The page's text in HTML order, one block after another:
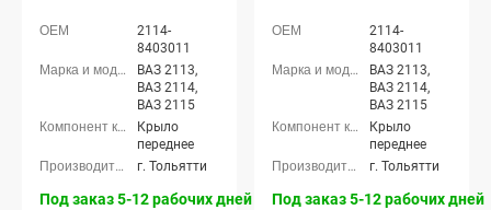
2114-
8403011
ВАЗ 2113,
ВАЗ 2114,
ВАЗ 2115
Крыло
переднее
г. Тольятти
Под заказ 5-12 рабочих дней
2114-
8403011
ВАЗ 2113,
ВАЗ 2114,
ВАЗ 2115
Крыло
переднее
г. Тольятти
Под заказ 5-12 рабочих дней